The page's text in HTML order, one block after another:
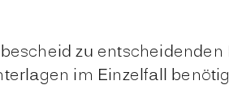
zu
im Einzelfall